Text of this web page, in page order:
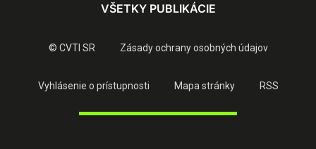
VŠETKY PUBLIKÁCIE
© CVTI SR Zásady ochrany osobných údajov
Vyhlásenie o prístupnosti Mapa stránky RSS